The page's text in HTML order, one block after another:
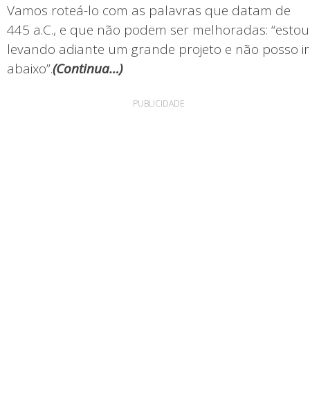
Vamos roteá-lo com as palavras que datam de
445 a.C., e que não podem ser melhoradas: “estou
levando adiante um grande projeto e não posso ir
abaixo”.(Continua…)
PUBLICIDADE